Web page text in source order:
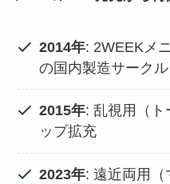
2014年: 2WEEKメ
の国内製造サークル
2015年: 乱視用（ト
ップ拡充
2023年: 遠近両用